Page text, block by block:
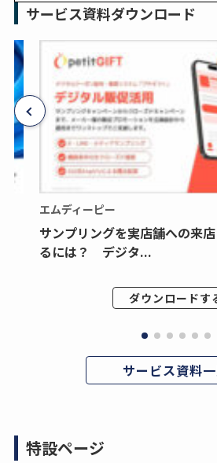
サービス資料ダウンロード
エムディーピー
サンプリングを実店舗への来
るには？ デジタ...
ダウンロードす
サービス資料
特設ページ